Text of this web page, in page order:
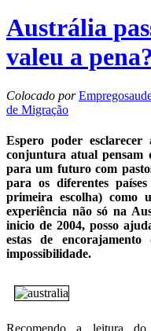
Austrália
valeu a pena?
Colocado por
de Migração
Espero poder
conjuntura atual pensam
para um futuro com
para os diferentes
primeira escolha) como
experiência não só na
inicio de 2004, posso
estas de
impossibilidade.
Recomendo a leitura